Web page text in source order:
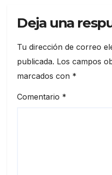
Deja una
Tu dirección de correo
publicada. Los campos
marcados con *
Comentario *